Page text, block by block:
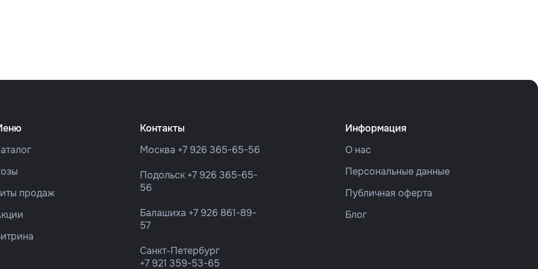
продаж
Контакты
Москва +7 926 365-65-56
Подольск +7 926 365-65-
56
Балашиха +7 926 861-89-
57
Санкт-Петербург
+7 921 359-53-65
Информация
О нас
Персональные данные
Публичная оферта
Блог